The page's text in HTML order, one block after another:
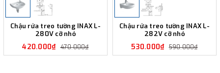
Chậu rửa treo tường INAX L-
280V cỡ nhỏ
420.000₫ 470.000₫
Chậu rửa treo tường INAX L-
282V cỡ nhỏ
530.000₫ 590.000₫